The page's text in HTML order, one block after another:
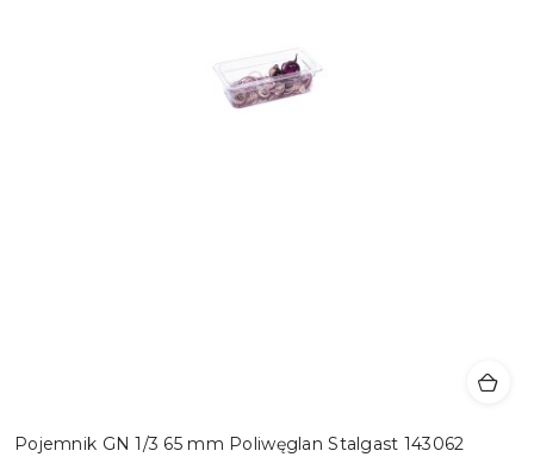
Pojemnik GN 1/3 65 mm Poliwęglan Stalgast 143062